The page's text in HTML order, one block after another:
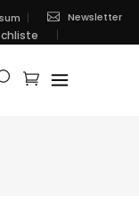
Newsletter